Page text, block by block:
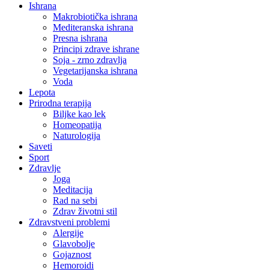
Ishrana
Makrobiotička ishrana
Mediteranska ishrana
Presna ishrana
Principi zdrave ishrane
Soja - zrno zdravlja
Vegetarijanska ishrana
Voda
Lepota
Prirodna terapija
Biljke kao lek
Homeopatija
Naturologija
Saveti
Sport
Zdravlje
Joga
Meditacija
Rad na sebi
Zdrav životni stil
Zdravstveni problemi
Alergije
Glavobolje
Gojaznost
Hemoroidi